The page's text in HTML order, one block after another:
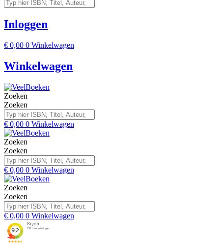
Inloggen
€ 0,00 0 Winkelwagen
Winkelwagen
Zoeken
Zoeken
€ 0,00 0 Winkelwagen
Zoeken
Zoeken
€ 0,00 0 Winkelwagen
Zoeken
Zoeken
€ 0,00 0 Winkelwagen